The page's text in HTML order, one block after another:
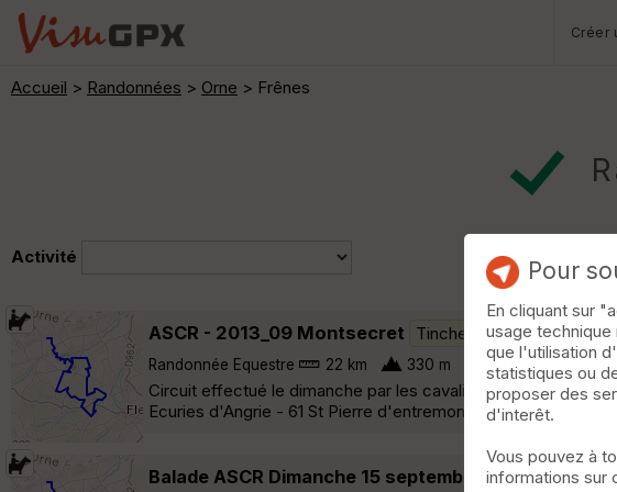
Créer
Accueil > Randonnées > Orne > Frênes
Activité
ASCR - 2013_09 Montsecret Tinchebray
Randonnée Equestre 22 km 330 m
Circuit effectué le dimanche par les cavaliers de l'ASCR lors
Ecuries d'Angrie - 61 St Pierre d'entremont »
Balade ASCR Dimanche 15 septembre 2013 -
Pour
En cliquant sur
usage
que l'utilisation
statistiques ou
proposer des
d'interêt.
Vous pouvez à
informations sur